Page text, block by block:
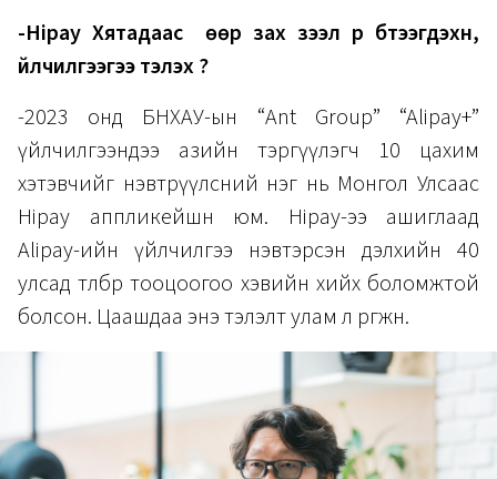
-Hipay Хятадаас өөр зах зээл рүү бүтээгдэхүүн,
үйлчилгээгээ тэлэх үү?
-2023 онд БНХАУ-ын “Ant Group” “Alipay+”
үйлчилгээндээ азийн тэргүүлэгч 10 цахим
хэтэвчийг нэвтрүүлсний нэг нь Монгол Улсаас
Hipay аппликейшн юм. Hipay-ээ ашиглаад
Alipay-ийн үйлчилгээ нэвтэрсэн дэлхийн 40
улсад төлбөр тооцоогоо хэвийн хийх боломжтой
болсон. Цаашдаа энэ тэлэлт улам л өргөжнө.